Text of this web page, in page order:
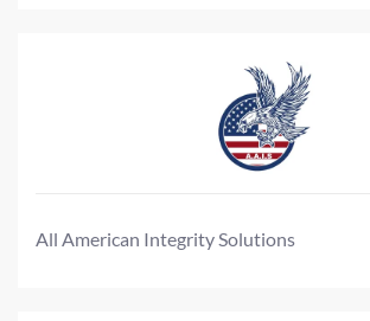
All American Integrity Solutions